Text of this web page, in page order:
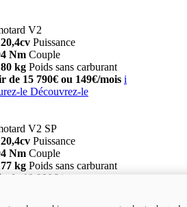
V2
Puissance
Nm Couple
kg Poids sans carburant
de 15 790€ ou 149€/mois i
le Découvrez-le
V2 SP
Puissance
Nm Couple
kg Poids sans carburant
de 19 990€ i
SP 100